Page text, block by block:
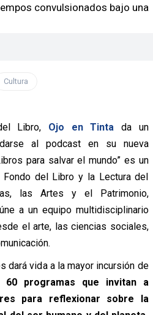
convulsionados bajo una
Cultura
Libro, Ojo en Tinta da un
al podcast en su nueva
para salvar el mundo” es un
del Libro y la Lectura del
las Artes y el Patrimonio,
a un equipo multidisciplinario
el arte, las ciencias sociales,
dará vida a la mayor incursión de
60 programas que invitan a
para reflexionar sobre la